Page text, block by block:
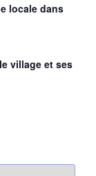
locale dans
village et ses